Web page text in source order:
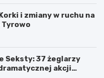
i zmiany w ruchu na
Seksty: 37 żeglarzy
akcji